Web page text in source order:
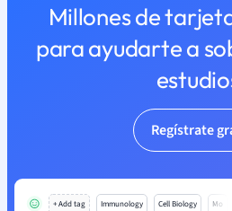
Millones de
para ayudarte a
Regístrate
+ Add tag Immunology Cell Biology Mo